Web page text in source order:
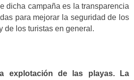
dicha campaña es la transparencia
para mejorar la seguridad de los
de los turistas en general.
explotación de las playas. La